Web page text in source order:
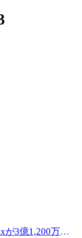
が3億1,200万ド